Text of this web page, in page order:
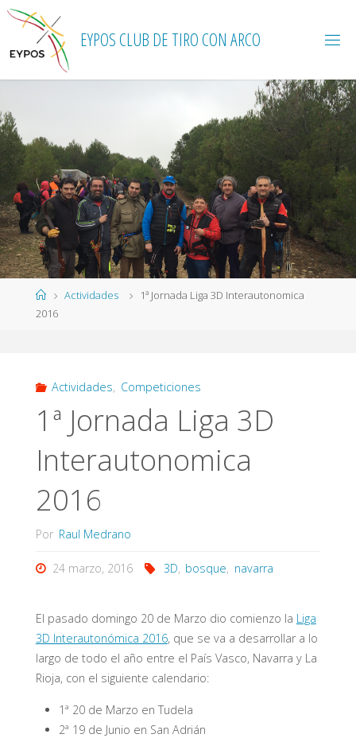
Saltar
contenido
EYPOS CLUB DE TIRO CON ARCO
Página
de
Actividades
1ª Jornada Liga 3D Interautonomica
2016
Actividades, Competiciones
1ª Jornada Liga 3D
Interautonomica
2016
Por Raul Medrano
24 marzo, 2016 3D, bosque, navarra
El pasado domingo 20 de Marzo dio comienzo la Liga
3D Interautonómica 2016, que se va a desarrollar a lo
largo de todo el año entre el País Vasco, Navarra y La
Rioja, con el siguiente calendario:
1ª 20 de Marzo en Tudela
2ª 19 de Junio en San Adrián